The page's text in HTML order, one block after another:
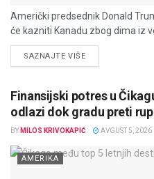
Američki predsednik Donald
će kazniti Kanadu zbog dima iz
SAZNAJTE VIŠEDETAILS
Finansijski potres u
odlazi dok gradu preti
BY MILOS KRIVOKAPIĆ AVGUST 5, 2026
AMERIKA